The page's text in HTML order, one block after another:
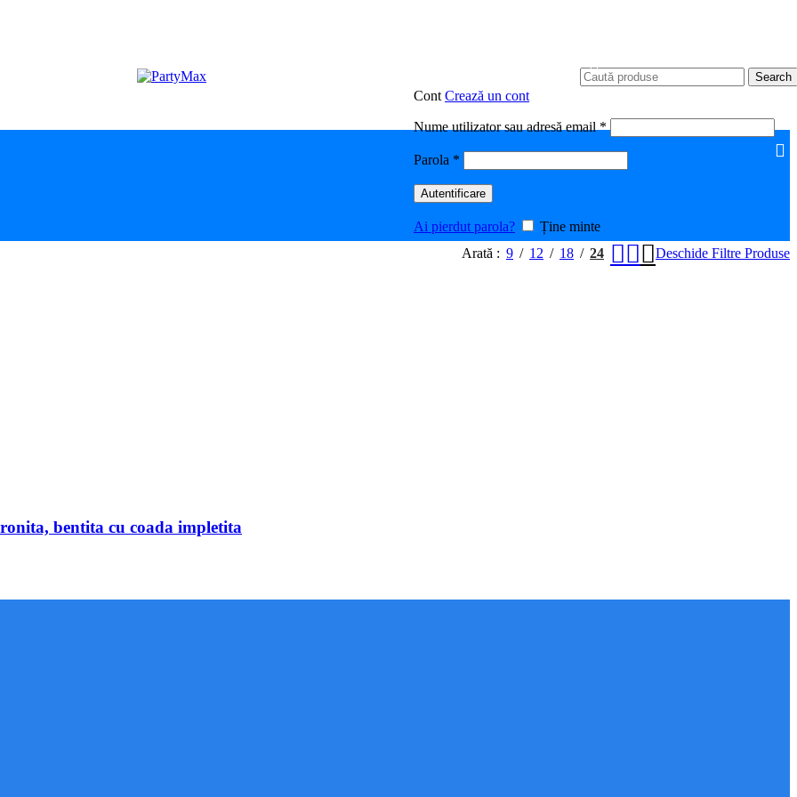
Search
Cont Crează un cont
Nume utilizator sau adresă email*
Parola *
Autentificare
Ai pierdut parola? Ține minte
Arată 9 12 18 24 Deschide Filtre Produse
bentita cu coada impletita